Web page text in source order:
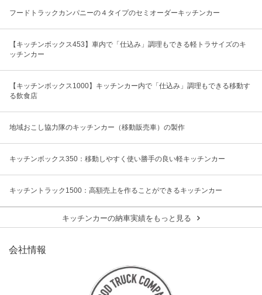
フードトラックカンパニーの４タイプのセミオーダーキッチンカー
【キッチンボックス453】車内で「仕込み」調理もできる軽トラサイズのキ
ッチンカー
【キッチンボックス1000】キッチンカー内で「仕込み」調理もできる移動す
る飲食店
地域おこし協力隊のキッチンカー（移動販売車）の製作
キッチンボックス350：移動しやすく使い勝手の良い軽キッチンカー
キッチントラック1500：高額売上を作ることができるキッチンカー
キッチンカーの納車実績をもっと見る
会社情報